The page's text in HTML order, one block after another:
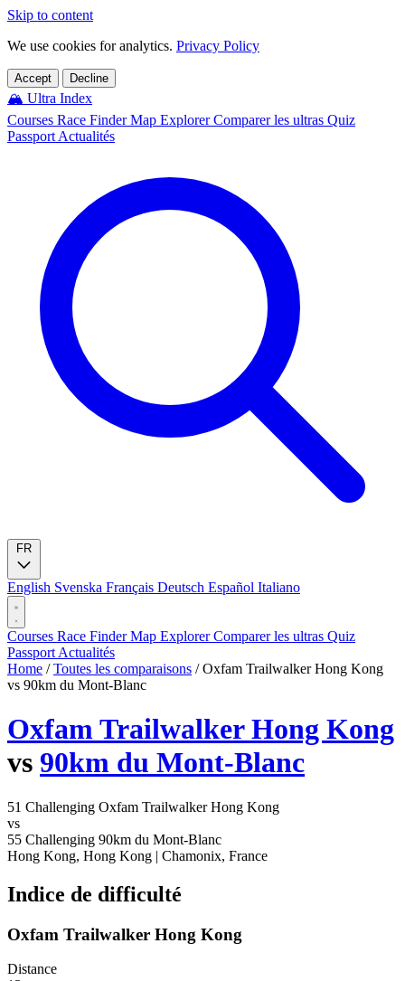
Skip to content
We use cookies for analytics. Privacy Policy
Accept Decline
🏔️ Ultra Index
Courses Race FinderMap ExplorerComparer les ultras Quiz
Passport Actualités
English Svenska Français Deutsch Español Italiano
Courses Race FinderMap ExplorerComparer les ultras Quiz
Passport Actualités
Home / Toutes les comparaisons / Oxfam Trailwalker Hong Kong
vs 90km du Mont-Blanc
Oxfam Trailwalker Hong Kong
vs 90km du Mont-Blanc
51 Challenging Oxfam Trailwalker Hong Kong
vs
55 Challenging 90km du Mont-Blanc
Hong Kong, Hong Kong | Chamonix, France
Indice de difficulté
Oxfam Trailwalker Hong Kong
Distance